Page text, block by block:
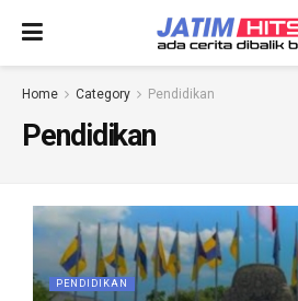
Home Category Pendidikan
Pendidikan
PENDIDIKAN